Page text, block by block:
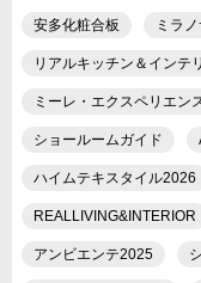
安多化粧合板 ミラ
リアルキッチン＆インテ
ミーレ・エクスペリエン
ショールームガイド
ハイムテキスタイル2026
REALLIVING&INTERIOR
アンビエンテ2025